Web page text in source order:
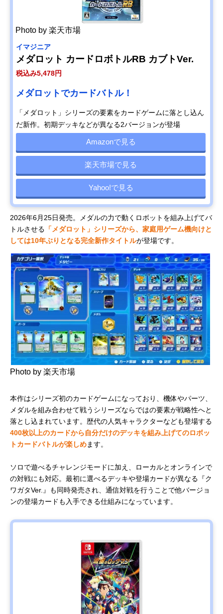
Photo by 楽天市場
イマジニア
メダロット カードロボトルRB カブトVer.
税込み5,478円
メダロットでカードバトル！
「メダロット」シリーズの要素をカードゲームに落とし込ん
だ新作。初期デッキなどが異なる2バージョンが登場
Amazonで見る
楽天市場で見る
Yahoo!で見る
2026年6月25日発売。メダルの力で動くロボットを組み上げてバ
トルさせる 「メダロット」シリーズから、家庭用ゲーム機向けと
しては10年ぶりとなる完全新作タイトルが登場です。
Photo by 楽天市場
本作はシリーズ初のカードゲームになっており、機体やパーツ、
メダルを組み合わせて戦うシリーズならではの要素が戦略性へと
落とし込まれています。歴代の人気キャラクターなども登場する
400枚以上のカードから自分だけのデッキを組み上げてのロボッ
トカードバトルが楽しめます。
ソロで遊べるチャレンジモードに加え、ローカルとオンラインで
の対戦にも対応。最初に選べるデッキや登場カードが異なる『ク
ワガタVer.』も同時発売され、通信対戦を行うことで他バージョ
ンの登場カードも入手できる仕組みになっています。